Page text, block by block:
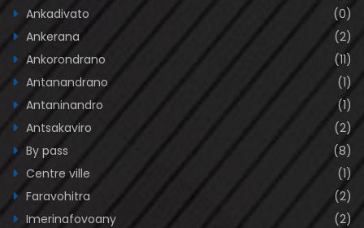
Ankadivato
(0)
Ankerana
(2)
Ankorondrano
(11)
Antanandrano
(1)
Antaninandro
(1)
Antsakaviro
(2)
By pass
(8)
Centre ville
(1)
Faravohitra
(2)
Imerinafovoany
(2)